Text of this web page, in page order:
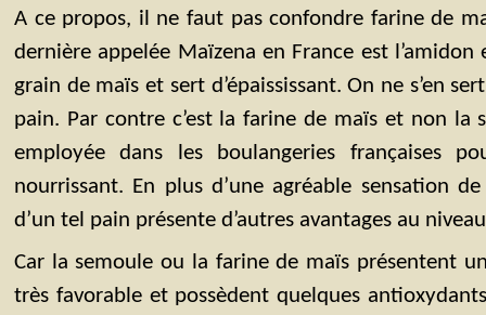
A ce propos, il ne faut pas confondre farine de
dernière appelée Maïzena en France est l’amidon
grain de maïs et sert d’épaississant. On ne s’en
pain. Par contre c’est la farine de maïs et non la
employée dans les boulangeries françaises
nourrissant. En plus d’une agréable sensation
d’un tel pain présente d’autres avantages au
Car la semoule ou la farine de maïs présentent
très favorable et possèdent quelques